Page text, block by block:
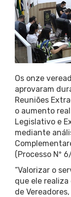
Os onze
aprovaram
Reuniões
o aumento
Legislativo e
mediante
(Processo Nº
“Valorizar o
que ele
de